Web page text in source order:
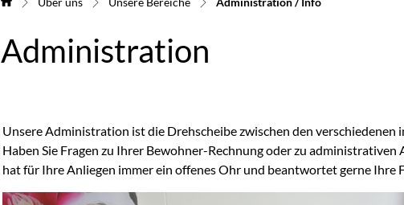
Administration
Unsere Administration ist die Drehscheibe zwischen den verschiedenen
Haben Sie Fragen zu Ihrer Bewohner-Rechnung oder zu administrativen
hat für Ihre Anliegen immer ein offenes Ohr und beantwortet gerne Ihre